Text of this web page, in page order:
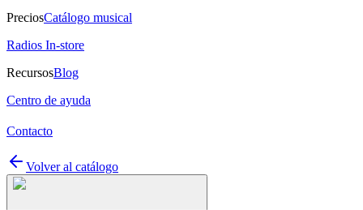
PreciosCatálogo musical
Radios In-store
RecursosBlog
Centro de ayuda
Contacto
Volver al catálogo